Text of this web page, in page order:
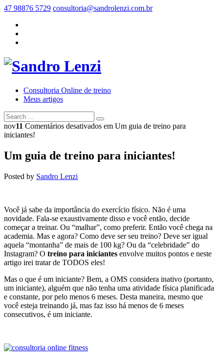
47 98876 5729 consultoria@sandrolenzi.com.br
Consultoria Online de treino
Meus artigos
nov11 Comentários desativados em Um guia de treino para
iniciantes!
Um guia de treino para iniciantes!
Posted by Sandro Lenzi
Você já sabe da importância do exercício físico. Não é uma
novidade. Fala-se exaustivamente disso e você então, decide
começar a treinar. Ou “malhar”, como preferir. Então você chega na
academia. Mas e agora? Como deve ser seu treino? Deve ser igual
aquela “montanha” de mais de 100 kg? Ou da “celebridade” do
Instagram? O treino para iniciantes envolve muitos pontos e neste
artigo irei tratar de TODOS eles!
Mas o que é um iniciante? Bem, a OMS considera inativo (portanto,
um iniciante), alguém que não tenha uma atividade física planificada
e constante, por pelo menos 6 meses. Desta maneira, mesmo que
você esteja treinando já, mas faz isso há menos de 6 meses
consecutivos, é um iniciante.